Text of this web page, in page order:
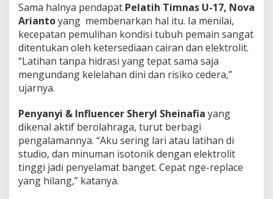
Sama halnya pendapat Pelatih Timnas U-17, Nova
Ariantoyang membenarkan hal itu. Ia menilai,
kecepatan pemulihan kondisi tubuh pemain sangat
ditentukan oleh ketersediaan cairan dan elektrolit.
“Latihan tanpa hidrasi yang tepat sama saja
mengundang kelelahan dini dan risiko cedera,”
ujarnya.
Penyanyi & Influencer Sheryl Sheinafia yang
dikenal aktif berolahraga, turut berbagi
pengalamannya. “Aku sering lari atau latihan di
studio, dan minuman isotonik dengan elektrolit
tinggi jadi penyelamat banget. Cepat nge-replace
yang hilang,” katanya.